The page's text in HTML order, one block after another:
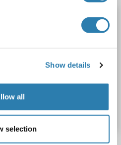
Show details
all
selection
pg/mL
Cell Culture Supernatant, Plasma, Serum, Tissue Homogenate
Details